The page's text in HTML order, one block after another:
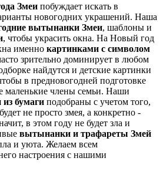
Змеи побуждает искать в
новогодних украшений. Наша
вытынанки Змеи, шаблоны и
, чтобы украсить окна. На Новый год
именно картинками с символом
зрительно доминирует в любом
найдутся и детские картинки
в предновогодней подготовке
маленькие члены семьи. Наши
бумаги подобраны с учетом того,
не просто змея, а конкретно -
в этом году не будет зла и
вытынанки и трафареты Змей
и уюта. Желаем всем
настроения с нашими